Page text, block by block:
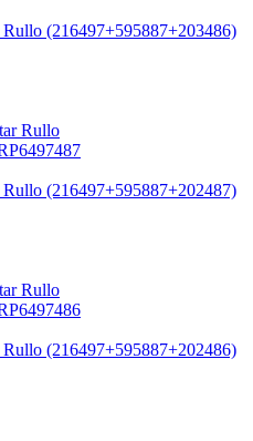
(216497+595887+203486)
(216497+595887+202487)
(216497+595887+202486)